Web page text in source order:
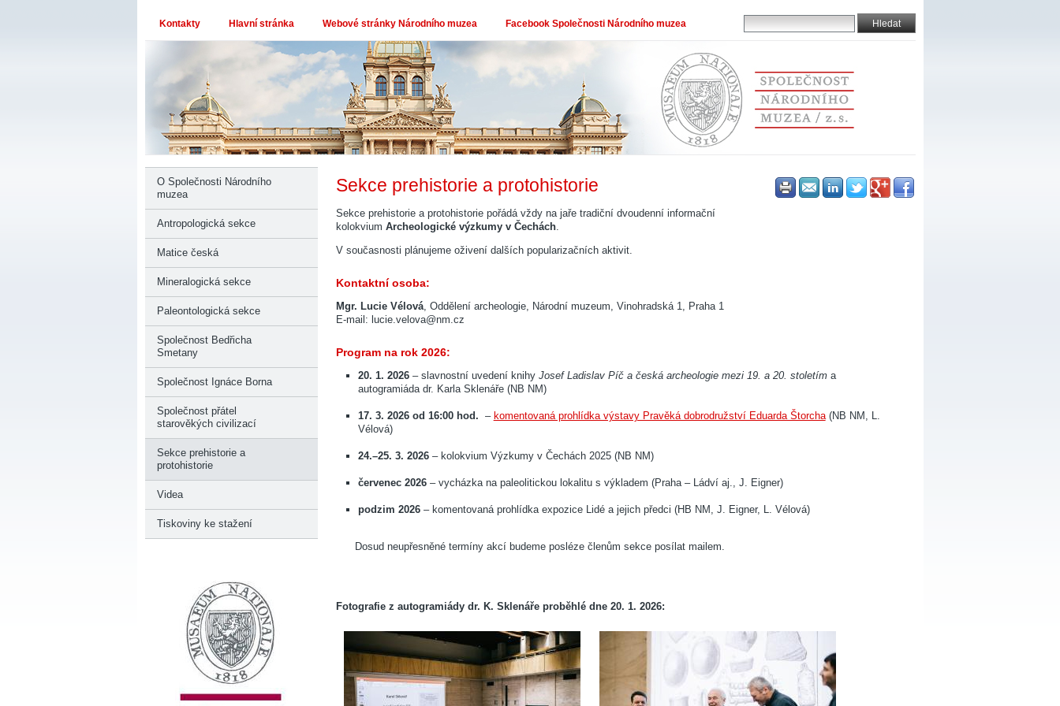
Kontakty Hlavní stránka Webové stránky Národního muzea Facebook Společnosti Národního muzea
Sekce prehistorie a protohistorie
Sekce prehistorie a protohistorie pořádá vždy na jaře tradiční dvoudenní informační
kolokvium Archeologické výzkumy v Čechách.
V současnosti plánujeme oživení dalších popularizačních aktivit.
Kontaktní osoba:
Mgr. Lucie Vélová, Oddělení archeologie, Národní muzeum, Vinohradská 1, Praha 1
E-mail: lucie.velova@nm.cz
Program na rok 2026:
20. 1. 2026– slavnostní uvedení knihy Josef Ladislav Píč a česká archeologie mezi 19. a 20. stoletíma
autogramiáda dr. Karla Sklenáře (NB NM)
17. 3. 2026 od 16:00 hod. – komentovaná prohlídka výstavy Pravěká dobrodružství Eduarda Štorcha(NB NM, L.
Vélová)
24.–25. 3. 2026– kolokvium Výzkumy v Čechách 2025 (NB NM)
červenec 2026– vycházka na paleolitickou lokalitu s výkladem (Praha – Ládví aj., J. Eigner)
podzim 2026– komentovaná prohlídka expozice Lidé a jejich předci (HB NM, J. Eigner, L. Vélová)
Dosud neupřesněné termíny akcí budeme posléze členům sekce posílat mailem.
Fotografie z autogramiády dr. K. Sklenáře proběhlé dne 20. 1. 2026:
O Společnosti Národního
muzea
Antropologická sekce
Matice česká
Mineralogická sekce
Paleontologická sekce
Společnost Bedřicha
Smetany
Společnost Ignáce Borna
Společnost přátel
starověkých civilizací
Sekce prehistorie a
protohistorie
Videa
Tiskoviny ke stažení